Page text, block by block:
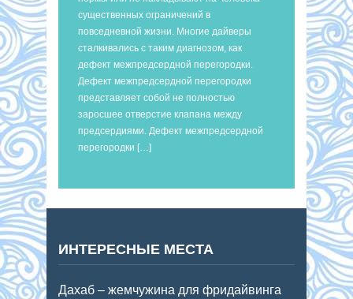
существенных ограничений в
повседневной жизни. Многие дайверы
сталкивались с таким диагнозом, как
дефект межпредсердной перегородки.
Дефект межпредсердной перегородки
представляет собой не полностью
заросшее отверстие клапана между
предсердиями. Дефект межпредсердной
перегородки […]
ИНТЕРЕСНЫЕ МЕСТА
Дахаб – жемчужина для фридайвинга